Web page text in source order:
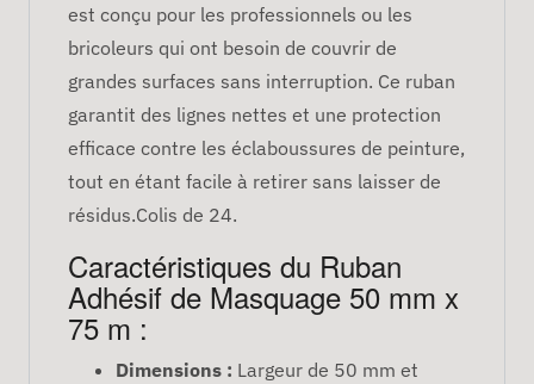
est conçu pour les professionnels ou les
bricoleurs qui ont besoin de couvrir de
grandes surfaces sans interruption. Ce ruban
garantit des lignes nettes et une protection
efficace contre les éclaboussures de peinture,
tout en étant facile à retirer sans laisser de
résidus.Colis de 24.
Caractéristiques du Ruban
Adhésif de Masquage 50 mm x
75 m :
Dimensions : Largeur de 50 mm et